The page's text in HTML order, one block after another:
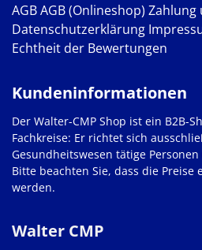
AGBAGB (Onlineshop) Zahlung
Datenschutzerklärung
Echtheit der Bewertungen
Walter CMP
Kundeninformationen
Der Walter-CMP Shop ist ein B2B-
Fachkreise: Er richtet sich
Gesundheitswesen tätige
Bitte beachten Sie, dass die Preise
werden.